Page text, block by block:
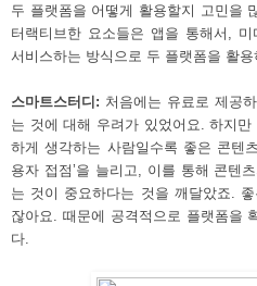
두 플랫폼을 어떻게 활용할지 고민을
터랙티브한 요소들은 앱을 통해서,
서비스하는 방식으로 두 플랫폼을 활용
스마트스터디: 처음에는 유료로 제공
는 것에 대해 우려가 있었어요. 하지
하게 생각하는 사람일수록 좋은 콘텐
용자 접점’을 늘리고, 이를 통해 콘텐
는 것이 중요하다는 것을 깨달았죠.
잖아요. 때문에 공격적으로 플랫폼을
다.